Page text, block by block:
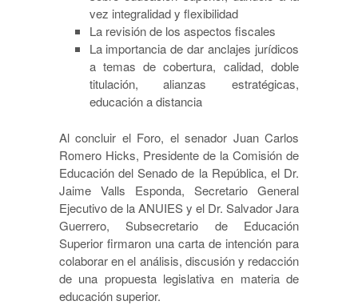
vez integralidad y flexibilidad
La revisión de los aspectos fiscales
La importancia de dar anclajes jurídicos
a temas de cobertura, calidad, doble
titulación, alianzas estratégicas,
educación a distancia
Al concluir el Foro, el senador Juan Carlos
Romero Hicks, Presidente de la Comisión de
Educación del Senado de la República, el Dr.
Jaime Valls Esponda, Secretario General
Ejecutivo de la ANUIES y el Dr. Salvador Jara
Guerrero, Subsecretario de Educación
Superior firmaron una carta de intención para
colaborar en el análisis, discusión y redacción
de una propuesta legislativa en materia de
educación superior.